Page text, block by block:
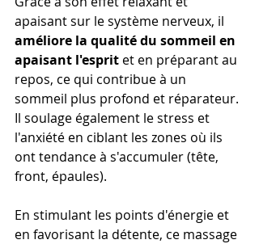
apaisant sur le système nerveux, il
améliore la qualité du sommeil en
apaisant l'esprit et en préparant au
repos, ce qui contribue à un
sommeil plus profond et réparateur.
Il soulage également le stress et
l'anxiété en ciblant les zones où ils
ont tendance à s'accumuler (tête,
front, épaules).
En stimulant les points d'énergie et
en favorisant la détente, ce massage